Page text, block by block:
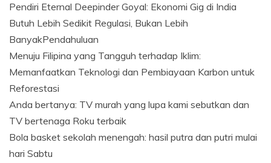
Pendiri Eternal Deepinder Goyal: Ekonomi Gig di India
Butuh Lebih Sedikit Regulasi, Bukan Lebih
BanyakPendahuluan
Menuju Filipina yang Tangguh terhadap Iklim:
Memanfaatkan Teknologi dan Pembiayaan Karbon untuk
Reforestasi
Anda bertanya: TV murah yang lupa kami sebutkan dan
TV bertenaga Roku terbaik
Bola basket sekolah menengah: hasil putra dan putri mulai
hari Sabtu